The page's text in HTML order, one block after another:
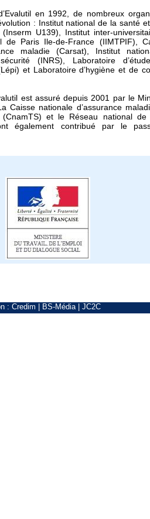
en 1992, de nombreux
: Institut national de la santé
(Inserm U139), Institut inter-
de Paris Ile-de-France (IIMTPIF),
maladie (Carsat), Institut
(INRS), Laboratoire
et Laboratoire d’hygiène et de
est assuré depuis 2001 par le
Caisse nationale d’assurance
(CnamTS) et le Réseau national de
également contribué par le
: Credim BS-Média JC2C